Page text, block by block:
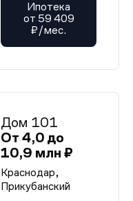
Ипотека
от 59 409
₽/мес.
Дом 101
От 4,0 до
10,9 млн ₽
Краснодар,
Прикубанский